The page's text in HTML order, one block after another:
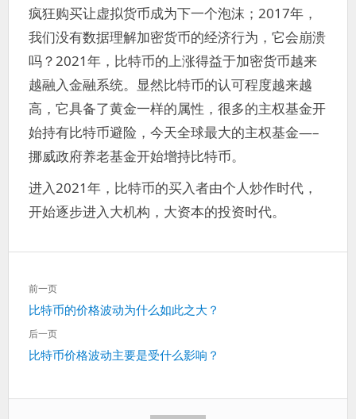
疯狂购买让虚拟货币成为下一个泡沫；2017年，
我们没有数据理解加密货币的经济行为，它会崩溃
吗？2021年，比特币的上涨得益于加密货币越来
越融入金融系统。显然比特币的认可程度越来越
高，它具备了黄金一样的属性，很多的主权基金开
始持有比特币避险，今天全球最大的主权基金—–
挪威政府养老基金开始增持比特币。
进入2021年，比特币的买入者由个人炒作时代，
开始逐步进入大机构，大资本的投资时代。
文
章
导
航
前一页
上
一
比特币的价格波动为什么如此之大？
后一页
下
比特币价格波动主要是受什么影响？